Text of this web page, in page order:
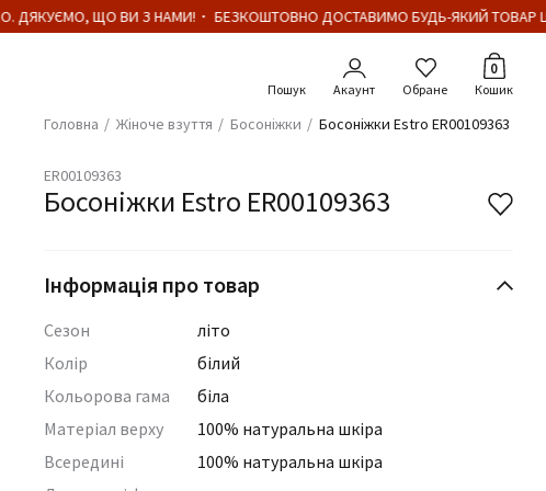
ДЯКУЄМО, ЩО ВИ З НАМИ!・ БЕЗКОШТОВНО ДОСТАВИМО БУДЬ-ЯКИЙ ТОВАР
Акаунт Обране
0
Кошик
Головна Жіноче взуття Босоніжки Босоніжки Estro ER00109363
ER00109363
Босоніжки Estro ER00109363
Інформація про товар
Сезон
літо
Колір
білий
Кольорова гама
біла
Матеріал верху
100% натуральна шкіра
Всередині
100% натуральна шкіра